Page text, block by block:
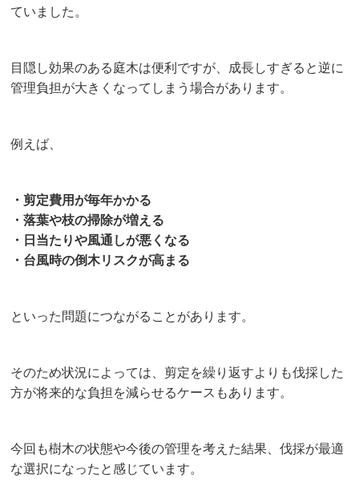
ていました。
目隠し効果のある庭木は便利ですが、成長しすぎると逆に
管理負担が大きくなってしまう場合があります。
例えば、
・剪定費用が毎年かかる
・落葉や枝の掃除が増える
・日当たりや風通しが悪くなる
・台風時の倒木リスクが高まる
といった問題につながることがあります。
そのため状況によっては、剪定を繰り返すよりも伐採した
方が将来的な負担を減らせるケースもあります。
今回も樹木の状態や今後の管理を考えた結果、伐採が最適
な選択になったと感じています。